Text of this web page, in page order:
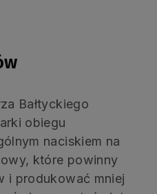
Bałtyckiego
obiegu
naciskiem na
które powinny
i produkować mniej